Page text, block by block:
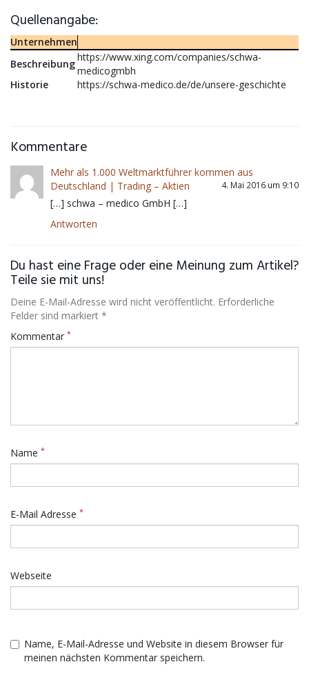
Quellenangabe:
Unternehmen
Beschreibung
https://www.xing.com/companies/schwa-
medicogmbh
Historie
https://schwa-medico.de/de/unsere-geschichte
Kommentare
Mehr als 1.000 Weltmarktführer kommen aus
Deutschland | Trading – Aktien
4. Mai 2016 um 9:10
[…] schwa – medico GmbH […]
Antworten
Du hast eine Frage oder eine Meinung zum Artikel?
Teile sie mit uns!
Deine E-Mail-Adresse wird nicht veröffentlicht. Erforderliche
Felder sind markiert *
Kommentar *
Name *
E-Mail Adresse *
Webseite
Name, E-Mail-Adresse und Website in diesem Browser für
meinen nächsten Kommentar speichern.